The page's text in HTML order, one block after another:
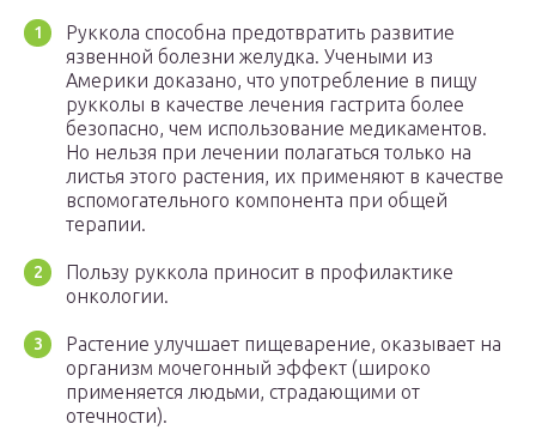
Руккола способна предотвратить развитие
язвенной болезни желудка. Учеными из
Америки доказано, что употребление в пищу
рукколы в качестве лечения гастрита более
безопасно, чем использование медикаментов.
Но нельзя при лечении полагаться только на
листья этого растения, их применяют в качестве
вспомогательного компонента при общей
терапии.
Пользу руккола приносит в профилактике
онкологии.
Растение улучшает пищеварение, оказывает на
организм мочегонный эффект (широко
применяется людьми, страдающими от
отечности).